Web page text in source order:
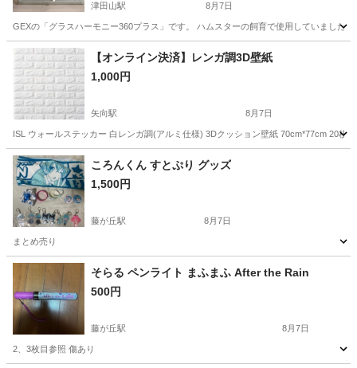
津田山駅 8月7日
GEXの「グラスハーモニー360プラス」です。 ハムスターの飼育で使用していました
神奈川 川崎市 津田山駅 その他
【オンライン決済】レンガ調3D壁紙
1,000円
矢向駅 8月7日
ISL ウォールステッカー 白レンガ調(アルミ仕様) 3Dクッション壁紙 70cm*77cm 20枚
神奈川 横浜市 矢向駅 その他 レンガ
ころんくん すとぷり グッズ
1,500円
藤が丘駅 8月7日
まとめ売り
神奈川 横浜市 藤が丘駅 その他 ころん
そらる ペンライト まふまふ After the Rain
500円
藤が丘駅 8月7日
2、3枚目参照 傷あり